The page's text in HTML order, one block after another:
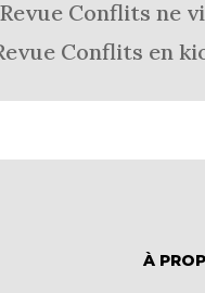
Conflits ne
Conflits en
À